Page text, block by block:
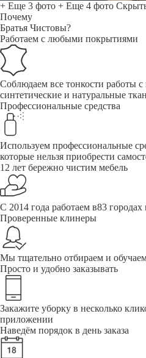
+ Еще 3 фото + Еще 4 фото
Почему
Братья Чистовы?
Работаем с любыми покрытиями
Соблюдаем все тонкости работы
синтетические и натуральные
Профессиональные средства
Используем профессиональные
которые нельзя приобрести
12 лет бережно чистим мебель
С 2014 года работаем в83 городах
Проверенные клинеры
Мы тщательно отбираем и
Просто и удобно заказывать
Закажите уборку в несколько
приложении
Наведём порядок в день заказа